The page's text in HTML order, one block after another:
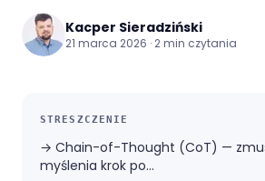
Kacper Sieradziński
21 marca 2026 · 2 min czytania
STRESZCZENIE
→ Chain-of-Thought (CoT) —
myślenia krok po...